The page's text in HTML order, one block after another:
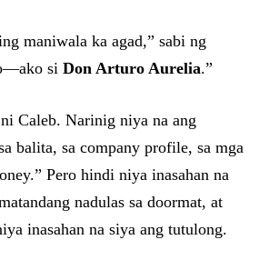
maniwala ka agad,” sabi ng
si Don Arturo Aurelia.”
Caleb. Narinig niya na ang
balita, sa company profile, sa mga
Pero hindi niya inasahan na
nadulas sa doormat, at
inasahan na siya ang tutulong.